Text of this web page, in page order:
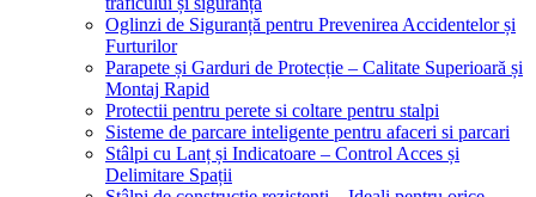
Oglinzi de Siguranță pentru Prevenirea Accidentelor și
Furturilor
Parapete și Garduri de Protecție – Calitate Superioară și
Montaj Rapid
Protectii pentru perete si coltare pentru stalpi
Sisteme de parcare inteligente pentru afaceri si parcari
Stâlpi cu Lanț și Indicatoare – Control Acces și
Delimitare Spații